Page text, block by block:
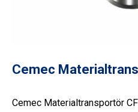
Cemec
Cemec Materialtransportör